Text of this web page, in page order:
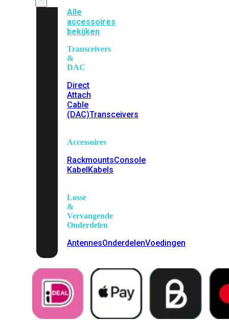
Alle
accessoires
bekijken
Transceivers
&
DAC
Direct
Attach
Cable
(DAC)Transceivers
Accessoires
RackmountsConsole
KabelKabels
Losse
&
Vervangende
Onderdelen
AntennesOnderdelenVoedingen